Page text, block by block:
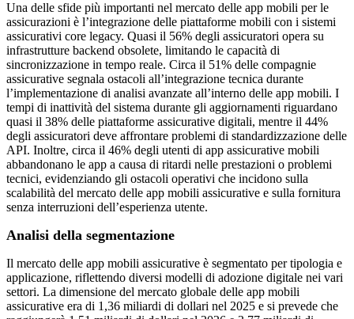
Una delle sfide più importanti nel mercato delle app mobili per le
assicurazioni è l’integrazione delle piattaforme mobili con i sistemi
assicurativi core legacy. Quasi il 56% degli assicuratori opera su
infrastrutture backend obsolete, limitando le capacità di
sincronizzazione in tempo reale. Circa il 51% delle compagnie
assicurative segnala ostacoli all’integrazione tecnica durante
l’implementazione di analisi avanzate all’interno delle app mobili. I
tempi di inattività del sistema durante gli aggiornamenti riguardano
quasi il 38% delle piattaforme assicurative digitali, mentre il 44%
degli assicuratori deve affrontare problemi di standardizzazione delle
API. Inoltre, circa il 46% degli utenti di app assicurative mobili
abbandonano le app a causa di ritardi nelle prestazioni o problemi
tecnici, evidenziando gli ostacoli operativi che incidono sulla
scalabilità del mercato delle app mobili assicurative e sulla fornitura
senza interruzioni dell’esperienza utente.
Analisi della segmentazione
Il mercato delle app mobili assicurative è segmentato per tipologia e
applicazione, riflettendo diversi modelli di adozione digitale nei vari
settori. La dimensione del mercato globale delle app mobili
assicurative era di 1,36 miliardi di dollari nel 2025 e si prevede che